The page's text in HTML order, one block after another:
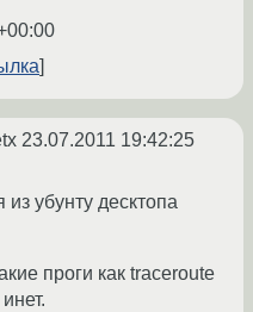
23.07.2011 19:42:25
убунту десктопа
проги как traceroute